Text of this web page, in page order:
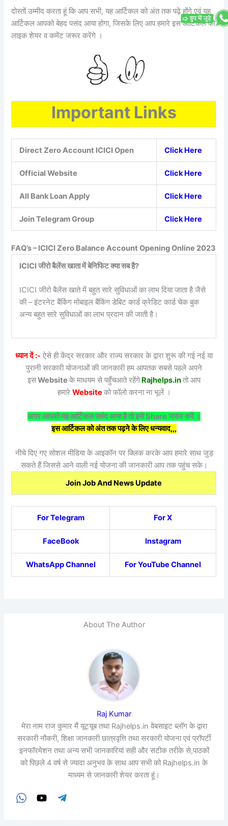
दोस्तों उम्मीद करता हूं कि आप सभी, यह आर्टिकल को अंत तक पढ़े होंगे एवं यह
आर्टिकल आपको बेहद पसंद आया होगा, जिसके लिए आप हमारे इस आर्टिकल को
लाइक शेयर व कमेंट जरूर करेंगे ।
Important Links
Direct Zero Account ICICI Open Click Here
Official Website Click Here
All Bank Loan Apply Click Here
Join Telegram Group Click Here
FAQ’s – ICICI Zero Balance Account Opening Online 2023
ICICI जीरो बैलेंस खाता में बेनिफिट क्या सब है?
ICICI जीरो बैलेंस खाते में बहुत सारे सुविधाओं का लाभ दिया जाता है जैसे
की – इंटरनेट बैंकिंग मोबाइल बैंकिंग डेबिट कार्ड क्रेडिट कार्ड चेक बुक
अन्य बहुत सारे सुविधाओं का लाभ प्रदान की जाती है।
ध्यान दें :- ऐसे ही केंद्र सरकार और राज्य सरकार के द्वारा शुरू की गई नई या
पुरानी सरकारी योजनाओं की जानकारी हम आपतक सबसे पहले अपने
इसWebsite के माधयम से पहुँचआते रहेंगे Rajhelps.inतो आप
हमारे Website को फॉलो करना ना भूलें ।
अगर आपको यह आर्टिकल पसंद आया है तो इसे Share जरूर करें ।
इस आर्टिकल को अंत तक पढ़ने के लिए धन्यवाद,,,
नीचे दिए गए सोशल मीडिया के आइकॉन पर क्लिक करके आप हमारे साथ जुड़
सकते हैं जिससे आने वाली नई योजना की जानकारी आप तक पहुंच सके।
Join Job And News Update
For Telegram For X
FaceBook Instagram
WhatsApp Channel For YouTube Channel
About The Author
Raj Kumar
मेरा नाम राज कुमार मैं यूट्यूब तथा Rajhelps.in वेबसाइट ब्लॉग के द्वारा
सरकारी नौकरी, शिक्षा जानकारी छात्रवृत्ति तथा सरकारी योजना एवं प्रॉपर्टी
इनफॉरमेशन तथा अन्य सभी जानकारियां सही और सटीक तरीके से,पाठकों
को पिछले 4 वर्ष से ज्यादा अनुभव के साथ आप सभी को Rajhelps.in के
माध्यम से जानकारी शेयर करता हूं।